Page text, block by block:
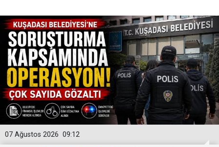
09:12
07 Ağustos 2026